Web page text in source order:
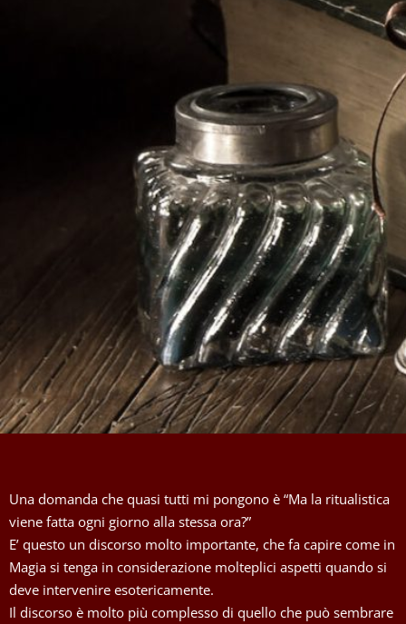
Una domanda che quasi tutti mi pongono è “Ma la ritualistica
viene fatta ogni giorno alla stessa ora?”
E’ questo un discorso molto importante, che fa capire come in
Magia si tenga in considerazione molteplici aspetti quando si
deve intervenire esotericamente.
Il discorso è molto più complesso di quello che può sembrare